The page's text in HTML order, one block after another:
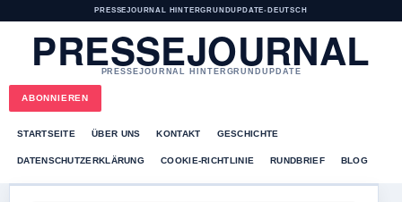
PRESSEJOURNAL HINTERGRUNDUPDATE• DEUTSCH
PRESSEJOURNAL
PRESSEJOURNAL HINTERGRUNDUPDATE
ABONNIEREN
STARTSEITE ÜBER UNS KONTAKT GESCHICHTE
DATENSCHUTZERKLÄRUNG COOKIE-RICHTLINIE RUNDBRIEF BLOG